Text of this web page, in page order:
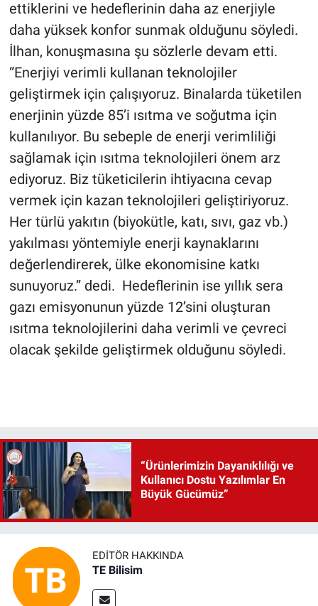
ettiklerini ve hedeflerinin daha az enerjiyle
daha yüksek konfor sunmak olduğunu söyledi.
İlhan, konuşmasına şu sözlerle devam etti.
“Enerjiyi verimli kullanan teknolojiler
geliştirmek için çalışıyoruz. Binalarda tüketilen
enerjinin yüzde 85’i ısıtma ve soğutma için
kullanılıyor. Bu sebeple de enerji verimliliği
sağlamak için ısıtma teknolojileri önem arz
ediyoruz. Biz tüketicilerin ihtiyacına cevap
vermek için kazan teknolojileri geliştiriyoruz.
Her türlü yakıtın (biyokütle, katı, sıvı, gaz vb.)
yakılması yöntemiyle enerji kaynaklarını
değerlendirerek, ülke ekonomisine katkı
sunuyoruz.” dedi. Hedeflerinin ise yıllık sera
gazı emisyonunun yüzde 12’sini oluşturan
ısıtma teknolojilerini daha verimli ve çevreci
olacak şekilde geliştirmek olduğunu söyledi.
“Ürünlerimizin Dayanıklılığı ve
Kullanıcı Dostu Yazılımlar En
Büyük Gücümüz”
EDITÖR HAKKINDA
TE Bilisim